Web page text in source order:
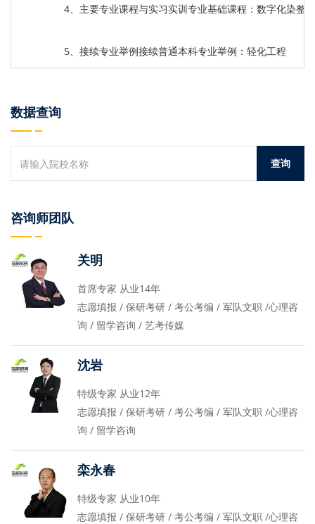
4、主要专业课程与实习实训专业基础课程：数字化染整
5、接续专业举例接续普通本科专业举例：轻化工程
数据查询
咨询师团队
关明
首席专家 从业14年
志愿填报 / 保研考研 / 考公考编 / 军队文职 /心理咨
询 / 留学咨询 / 艺考传媒
沈岩
特级专家 从业12年
志愿填报 / 保研考研 / 考公考编 / 军队文职 /心理咨
询 / 留学咨询
栾永春
特级专家 从业10年
志愿填报 / 保研考研 / 考公考编 / 军队文职 /心理咨